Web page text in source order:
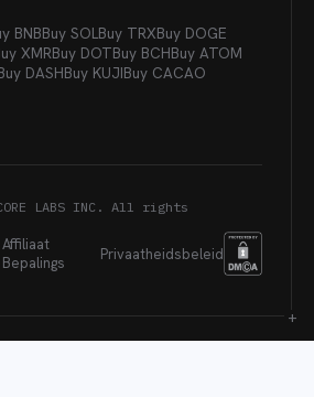
BNBBuy SOLBuy TRXBuy DOGE
XMRBuy DOTBuy BCHBuy ATOM
DASHBuy KUJIBuy CACAO
LABS INC. All rights
Affiliaat
Bepalings
Privaatheidsbeleid